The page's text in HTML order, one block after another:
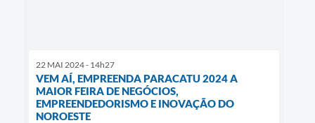
22 MAI 2024 - 14h27
VEM AÍ, EMPREENDA PARACATU 2024 A
MAIOR FEIRA DE NEGÓCIOS,
EMPREENDEDORISMO E INOVAÇÃO DO
NOROESTE